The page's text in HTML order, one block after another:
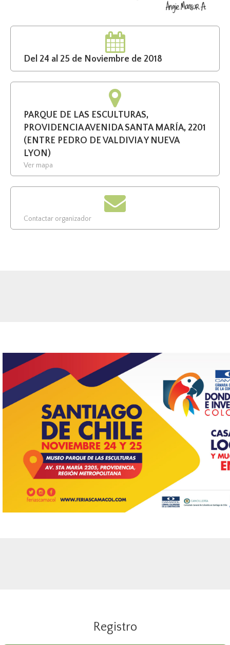
Del 24 al 25 de Noviembre de 2018
PARQUE DE LAS ESCULTURAS,
PROVIDENCIA AVENIDA SANTA MARÍA, 2201
(ENTRE PEDRO DE VALDIVIA Y NUEVA
LYON)
Ver mapa
Contactar organizador
Registro